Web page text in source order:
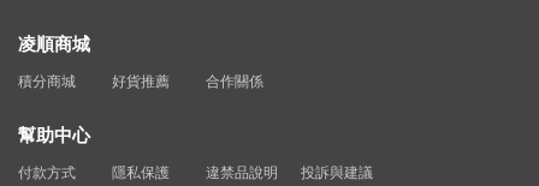
凌順商城
積分商城 好貨推薦 合作關係
幫助中心
付款方式 隱私保護 違禁品說明 投訴與建議